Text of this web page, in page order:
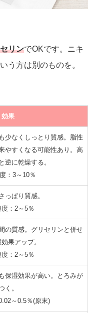
リンでOKです。ニキ
う方は別のものを。
効果
少なくしっとり質感。脂性
やすくなる可能性あり。高
逆に乾燥する。
：3～10％
っぱり質感。
：2～5％
の質感。グリセリンと併せ
果アップ。
：2～5％
保湿効果が高い。とろみが
く。
～0.5％(原末)